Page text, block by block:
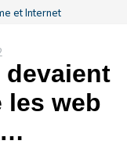
et Internet
les web